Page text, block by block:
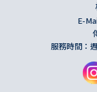
E-
服務時間：